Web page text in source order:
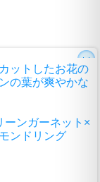
ットしたお花の
の葉が爽やかな
ーンガーネット×
ンドリング